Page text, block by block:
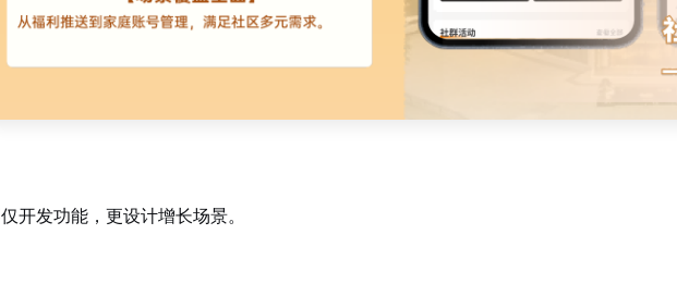
开发功能，更设计增长场景。